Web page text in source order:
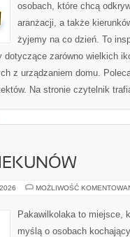
osobach, które chcą
aranżacji, a także
żyjemy na co dzień. To
dotyczące zarówno wielkich
z urządzaniem domu.
Na stronie czytelnik
MOŻLIWOŚĆ
Pakawilkolaka to miejsce,
myślą o osobach